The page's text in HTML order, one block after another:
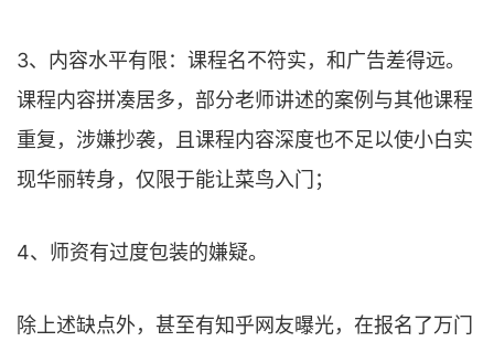
3、内容水平有限：课程名不符实，和广告差得远。
课程内容拼凑居多，部分老师讲述的案例与其他课程
重复，涉嫌抄袭，且课程内容深度也不足以使小白实
现华丽转身，仅限于能让菜鸟入门；
4、师资有过度包装的嫌疑。
除上述缺点外，甚至有知乎网友曝光，在报名了万门